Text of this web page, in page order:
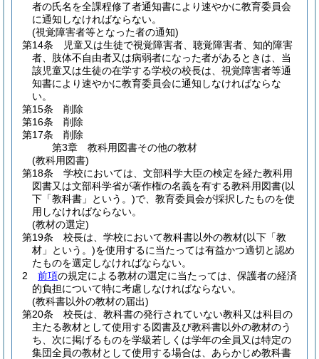
者の氏名を全課程修了者通知書により速やかに教育委員会
に通知しなければならない。
(視覚障害者等となった者の通知)
第14条
児童又は生徒で視覚障害者、聴覚障害者、知的障害
者、肢体不自由者又は病弱者になった者があるときは、当
該児童又は生徒の在学する学校の校長は、視覚障害者等通
知書により速やかに教育委員会に通知しなければならな
い。
第15条
削除
第16条
削除
第17条
削除
第3章
教科用図書その他の教材
(教科用図書)
第18条
学校においては、文部科学大臣の検定を経た教科用
図書又は文部科学省が著作権の名義を有する教科用図書(以
下「教科書」という。)で、教育委員会が採択したものを使
用しなければならない。
(教材の選定)
第19条
校長は、学校において教科書以外の教材(以下「教
材」という。)を使用するに当たっては有益かつ適切と認め
たものを選定しなければならない。
2
前項の規定による教材の選定に当たっては、保護者の経済
的負担について特に考慮しなければならない。
(教科書以外の教材の届出)
第20条
校長は、教科書の発行されていない教科又は科目の
主たる教材として使用する図書及び教科書以外の教材のう
ち、次に掲げるものを学級若しくは学年の全員又は特定の
集団全員の教材として使用する場合は、あらかじめ教科書